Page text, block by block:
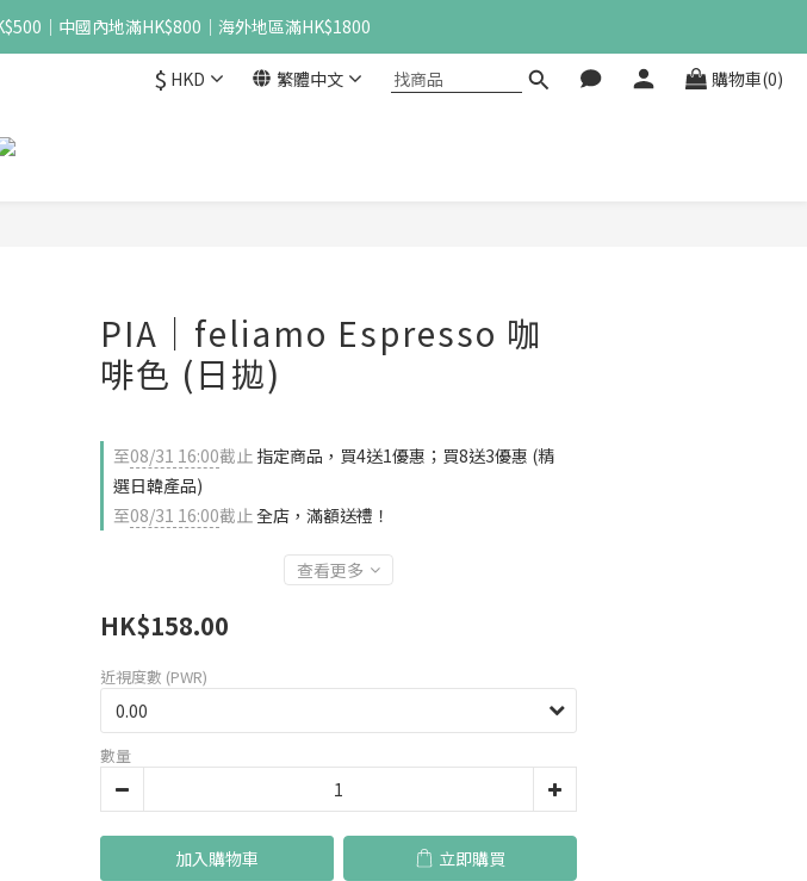
｜中國內地滿HK$800｜海外地區滿HK$1800
$ HKD 繁體中文 購物車(0)
PIA｜feliamo Espresso 咖
啡色 (日拋)
至08/31 16:00截止 指定商品，買4送1優惠；買8送3優惠 (精
選日韓產品)
至08/31 16:00截止全店，滿額送禮！
查看更多
HK$158.00
近視度數 (PWR)
數量
加入購物車 立即購買